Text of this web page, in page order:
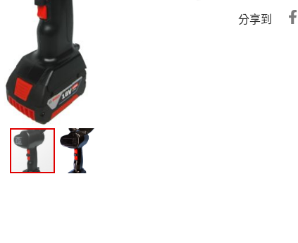
分享到